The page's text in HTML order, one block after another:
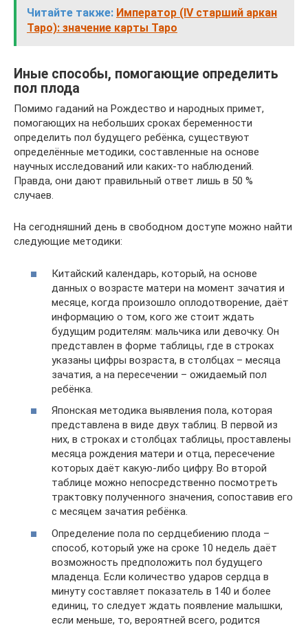
Читайте также: Император (IV старший аркан
Таро): значение карты Таро
Иные способы, помогающие определить
пол плода
Помимо гаданий на Рождество и народных примет,
помогающих на небольших сроках беременности
определить пол будущего ребёнка, существуют
определённые методики, составленные на основе
научных исследований или каких-то наблюдений.
Правда, они дают правильный ответ лишь в 50 %
случаев.
На сегодняшний день в свободном доступе можно найти
следующие методики:
Китайский календарь, который, на основе
данных о возрасте матери на момент зачатия и
месяце, когда произошло оплодотворение, даёт
информацию о том, кого же стоит ждать
будущим родителям: мальчика или девочку. Он
представлен в форме таблицы, где в строках
указаны цифры возраста, в столбцах – месяца
зачатия, а на пересечении – ожидаемый пол
ребёнка.
Японская методика выявления пола, которая
представлена в виде двух таблиц. В первой из
них, в строках и столбцах таблицы, проставлены
месяца рождения матери и отца, пересечение
которых даёт какую-либо цифру. Во второй
таблице можно непосредственно посмотреть
трактовку полученного значения, сопоставив его
с месяцем зачатия ребёнка.
Определение пола по сердцебиению плода –
способ, который уже на сроке 10 недель даёт
возможность предположить пол будущего
младенца. Если количество ударов сердца в
минуту составляет показатель в 140 и более
единиц, то следует ждать появление малышки,
если меньше, то, вероятней всего, родится